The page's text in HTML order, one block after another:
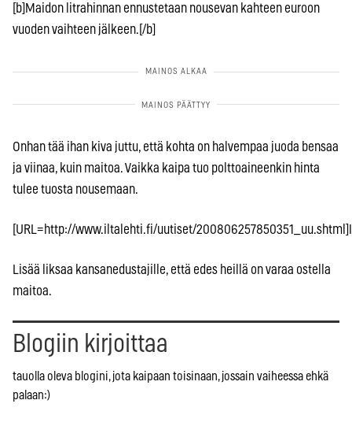
[b]Maidon litrahinnan ennustetaan nousevan kahteen euroon
vuoden vaihteen jälkeen.[/b]
Onhan tää ihan kiva juttu, että kohta on halvempaa juoda bensaa
ja viinaa, kuin maitoa. Vaikka kaipa tuo polttoaineenkin hinta
tulee tuosta nousemaan.
[URL=http://www.iltalehti.fi/uutiset/
Lisää liksaa kansanedustajille, että edes heillä on varaa ostella
maitoa.
Blogiin kirjoittaa
tauolla oleva blogini, jota kaipaan toisinaan, jossain vaiheessa ehkä
palaan:)